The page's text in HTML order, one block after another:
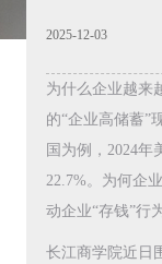
2025-12-03
为什么企业越来
的“企业高储蓄”
国为例，2024
22.7%。为何企
动企业“存钱”行
长江商学院近日